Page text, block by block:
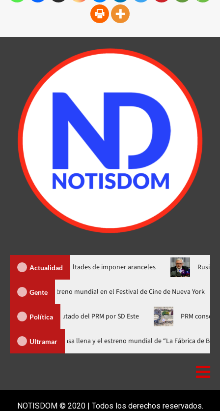
Actualidad
nuevas facultades de imponer aranceles Rusia condiciona
Gente
Minus Zero» tendrá su estreno mundial en el Festival de Cine de
Política
diputado del PRM por SD Este PRM conserva el
Ultramar
celebra 15 años con una gala a casa llena y el estreno mundial de “La
NOTISDOM © 2020 | Todos los derechos reservados.